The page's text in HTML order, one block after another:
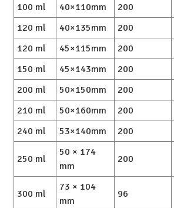
100 ml 40×110mm 200
120 ml
40×135mm 200
120 ml
45×115mm 200
150 ml
45×143mm 200
200 ml
50×150mm 200
210 ml
50×160mm 200
240 ml
53×140mm 200
250 ml
50 × 174
mm
200
300 ml
73 × 104
mm
96